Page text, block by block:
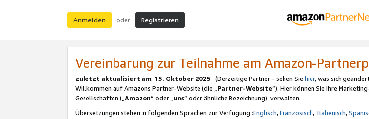
Anmelden oder Registrieren
Vereinbarung zur Teilnahme am Amazon-
zuletzt aktualisiert am: 15. Oktober 2025 (Derzeitige Partner - sehen Sie hier, was sich
Willkommen auf Amazons Partner-Website (die „Partner-Website“). Hier können Sie Ihre
Gesellschaften („Amazon“ oder „uns“ oder ähnliche Bezeichnung) verwalten.
Übersetzungen stehen in folgenden Sprachen zur Verfügung :Englisch,Französisch, Italienisch,